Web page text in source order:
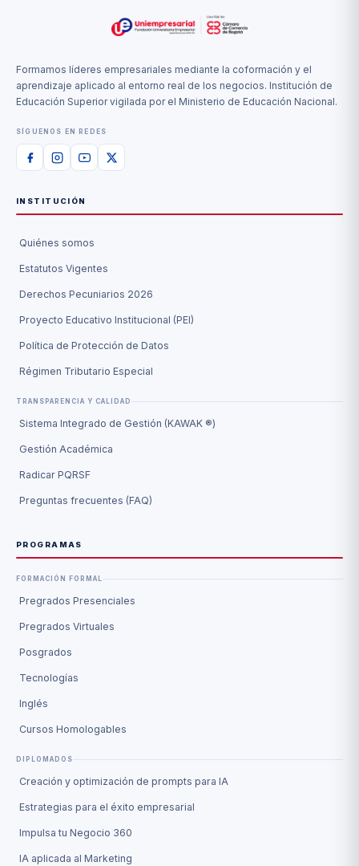
Formamos líderes empresariales mediante la coformación y el
aprendizaje aplicado al entorno real de los negocios. Institución de
Educación Superior vigilada por el Ministerio de Educación Nacional.
SÍGUENOS EN REDES
INSTITUCIÓN
Quiénes somos
Estatutos Vigentes
Derechos Pecuniarios 2026
Proyecto Educativo Institucional (PEI)
Política de Protección de Datos
Régimen Tributario Especial
TRANSPARENCIA Y CALIDAD
Sistema Integrado de Gestión (KAWAK ®)
Gestión Académica
Radicar PQRSF
Preguntas frecuentes (FAQ)
PROGRAMAS
FORMACIÓN FORMAL
Pregrados Presenciales
Pregrados Virtuales
Posgrados
Tecnologías
Inglés
Cursos Homologables
DIPLOMADOS
Creación y optimización de prompts para IA
Estrategias para el éxito empresarial
Impulsa tu Negocio 360
IA aplicada al Marketing